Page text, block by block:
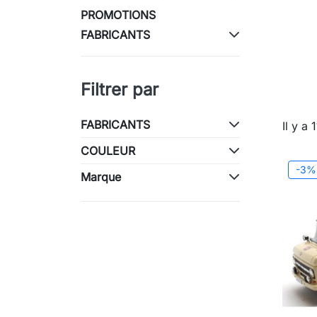
PROMOTIONS
FABRICANTS
Filtrer par
FABRICANTS
COULEUR
Marque
Il y a
-3%